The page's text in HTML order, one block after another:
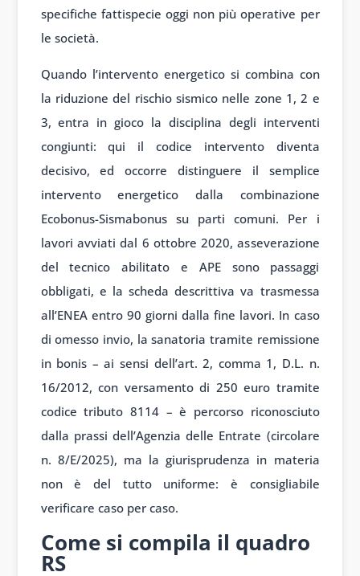
specifiche fattispecie oggi non più operative per
le società.
Quando l’intervento energetico si combina con
la riduzione del rischio sismico nelle zone 1, 2 e
3, entra in gioco la disciplina degli interventi
congiunti: qui il codice intervento diventa
decisivo, ed occorre distinguere il semplice
intervento energetico dalla combinazione
Ecobonus-Sismabonus su parti comuni. Per i
lavori avviati dal 6 ottobre 2020, asseverazione
del tecnico abilitato e APE sono passaggi
obbligati, e la scheda descrittiva va trasmessa
all’ENEA entro 90 giorni dalla fine lavori. In caso
di omesso invio, la sanatoria tramite remissione
in bonis – ai sensi dell’art. 2, comma 1, D.L. n.
16/2012, con versamento di 250 euro tramite
codice tributo 8114 – è percorso riconosciuto
dalla prassi dell’Agenzia delle Entrate (circolare
n. 8/E/2025), ma la giurisprudenza in materia
non è del tutto uniforme: è consigliabile
verificare caso per caso.
Come si compila il quadro
RS